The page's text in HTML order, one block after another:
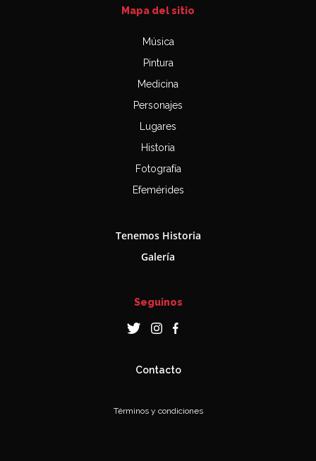
Mapa del sitio
Música
Pintura
Medicina
Personajes
Lugares
Historia
Fotografía
Efemérides
Tenemos Historia
Galería
Seguinos
Contacto
Términos y condiciones